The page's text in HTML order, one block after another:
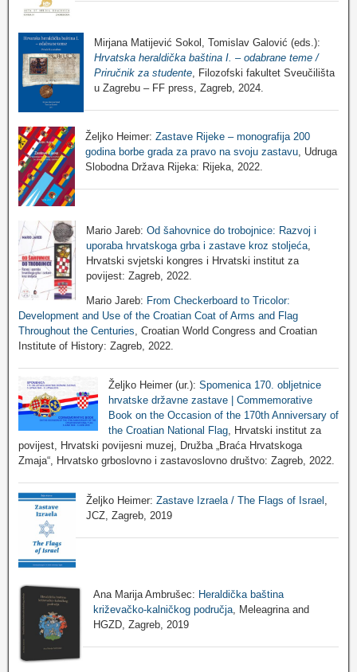
Mirjana Matijević Sokol, Tomislav Galović (eds.):
Hrvatska heraldička baština I. – odabrane teme /
Priručnik za studente, Filozofski fakultet Sveučilišta
u Zagrebu – FF press, Zagreb, 2024.
Željko Heimer: Zastave Rijeke – monografija 200
godina borbe grada za pravo na svoju zastavu, Udruga
Slobodna Država Rijeka: Rijeka, 2022.
Mario Jareb: Od šahovnice do trobojnice: Razvoj i
uporaba hrvatskoga grba i zastave kroz stoljeća,
Hrvatski svjetski kongres i Hrvatski institut za
povijest: Zagreb, 2022.
Mario Jareb: From Checkerboard to Tricolor:
Development and Use of the Croatian Coat of Arms and Flag
Throughout the Centuries , Croatian World Congress and Croatian
Institute of History: Zagreb, 2022.
Željko Heimer (ur.): Spomenica 170. obljetnice
hrvatske državne zastave | Commemorative
Book on the Occasion of the 170th Anniversary of
the Croatian National Flag, Hrvatski institut za
povijest, Hrvatski povijesni muzej, Družba „Braća Hrvatskoga
Zmaja“, Hrvatsko grboslovno i zastavoslovno društvo: Zagreb, 2022.
Željko Heimer:Zastave Izraela / The Flags of Israel
JCZ, Zagreb, 2019
Ana Marija Ambrušec: Heraldička baština
križevačko-kalničkog područja, Meleagrina and
HGZD, Zagreb, 2019